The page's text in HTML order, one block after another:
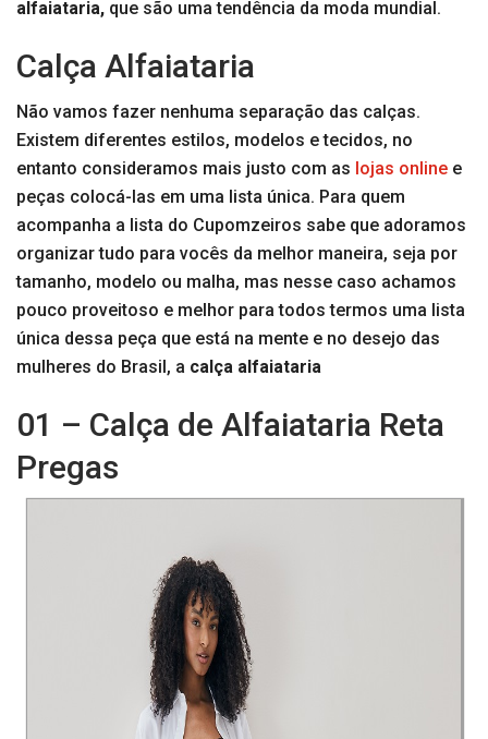
alfaiataria, que são uma tendência da moda mundial.
Calça Alfaiataria
Não vamos fazer nenhuma separação das calças.
Existem diferentes estilos, modelos e tecidos, no
entanto consideramos mais justo com as lojas online e
peças colocá-las em uma lista única. Para quem
acompanha a lista do Cupomzeiros sabe que adoramos
organizar tudo para vocês da melhor maneira, seja por
tamanho, modelo ou malha, mas nesse caso achamos
pouco proveitoso e melhor para todos termos uma lista
única dessa peça que está na mente e no desejo das
mulheres do Brasil, a calça alfaiataria
01 – Calça de Alfaiataria Reta
Pregas